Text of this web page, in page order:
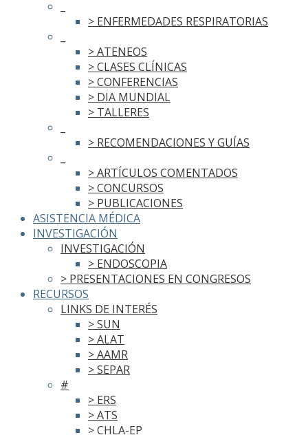
> ENFERMEDADES RESPIRATORIAS
> ATENEOS
> CLASES CLÍNICAS
> CONFERENCIAS
> DIA MUNDIAL
> TALLERES
> RECOMENDACIONES Y GUÍAS
> ARTÍCULOS COMENTADOS
> CONCURSOS
> PUBLICACIONES
ASISTENCIA MÉDICA
INVESTIGACIÓN
INVESTIGACIÓN
> ENDOSCOPIA
> PRESENTACIONES EN CONGRESOS
RECURSOS
LINKS DE INTERÉS
> SUN
> ALAT
> AAMR
> SEPAR
#
> ERS
> ATS
> CHLA-EP